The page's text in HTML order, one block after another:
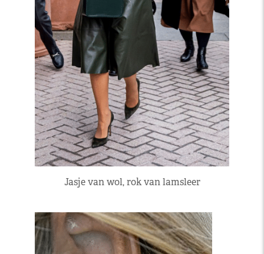
Jasje van wol, rok van lamsleer